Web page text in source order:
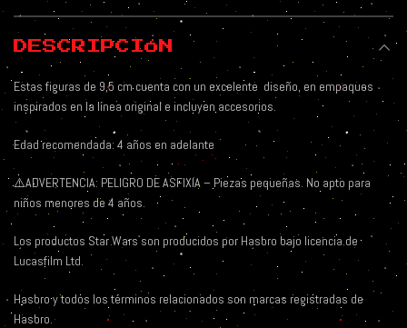
DESCRIPCIÓN
Estas figuras de 9,5 cm cuenta con un excelente diseño, en empaques
inspirados en la línea original e incluyen accesorios.
Edad recomendada: 4 años en adelante
⚠️ADVERTENCIA: PELIGRO DE ASFIXIA – Piezas pequeñas. No apto para
niños menores de 4 años.
Los productos Star Wars son producidos por Hasbro bajo licencia de
Lucasfilm Ltd.
Hasbro y todos los términos relacionados son marcas registradas de
Hasbro.